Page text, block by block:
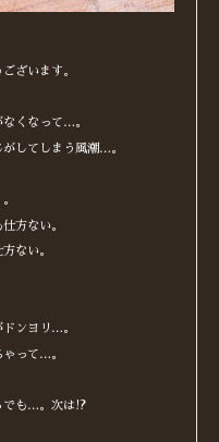
ざいます。
くなって…。
してしまう風潮…。
方ない。
ない。
ドンヨリ…。
ゃって…。
でも…。次は!?